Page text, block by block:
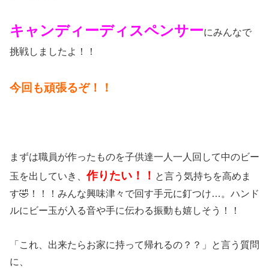
キャンディーディスペンサーにみんなで
挑戦しましたよ！！
今回も頑張るぞ！！
まずは職員が作ったものを子供達一人一人回して中のビー
玉を出していき、作りたい！！ と言う気持ちを高めま
す🤣！！！みんな興味津々で回す手元に釘つけ…。ハンド
ルにビー玉が入る音や手に伝わる振動も嬉しそう！！
「これ、出来たらお家に持って帰れるの？？」と言う質問
に、